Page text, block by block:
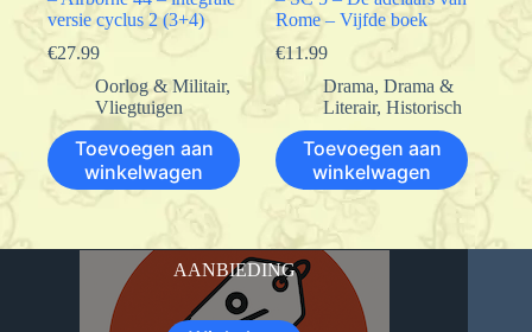
versie cyclus 2 (3+4)
€27.99
Oorlog & Militair,
Vliegtuigen
Toevoegen aan
winkelwagen
Rome – Vijfde boek
€11.99
Drama,Drama &
Literair,Historisch
Toevoegen aan
winkelwagen
AANBIEDING